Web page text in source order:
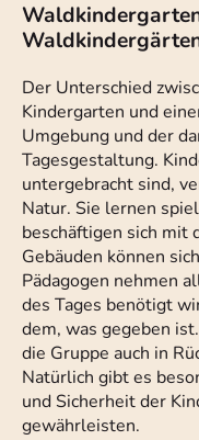
Der Unterschied
Kindergarten und
Umgebung und der
Tagesgestaltung.
untergebracht sind,
Natur. Sie lernen
beschäftigen sich mit
Gebäuden können
Pädagogen nehmen
des Tages benötigt
dem, was gegeben
die Gruppe auch in
Natürlich gibt es
und Sicherheit der
gewährleisten.